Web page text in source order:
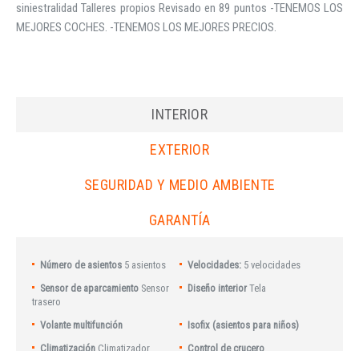
siniestralidad Talleres propios Revisado en 89 puntos -TENEMOS LOS
MEJORES COCHES. -TENEMOS LOS MEJORES PRECIOS.
INTERIOR
EXTERIOR
SEGURIDAD Y MEDIO AMBIENTE
GARANTÍA
Número de asientos 5 asientos Velocidades: 5 velocidades
Sensor de aparcamiento Sensor
trasero
Diseño interior Tela
Volante multifunción
Isofix (asientos para niños)
Climatización Climatizador
Control de crucero